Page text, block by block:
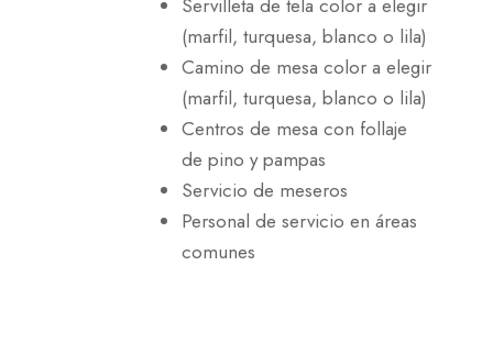
(marfil, turquesa, blanco o lila)
Camino de mesa color a elegir
(marfil, turquesa, blanco o lila)
Centros de mesa con follaje
de pino y pampas
Servicio de meseros
Personal de servicio en áreas
comunes